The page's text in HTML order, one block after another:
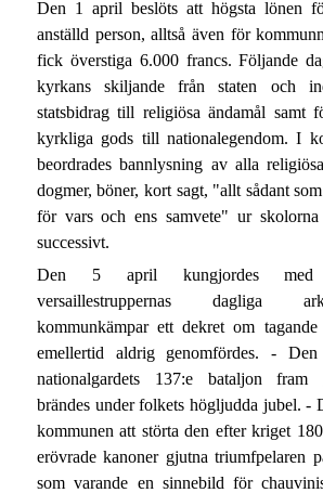
Den 1 april beslöts att högsta lönen
anställd person, alltså även för
fick överstiga 6.000 francs. Följande
kyrkans skiljande från staten och
statsbidrag till religiösa ändamål samt
kyrkliga gods till nationalegendom. I
beordrades bannlysning av alla
dogmer, böner, kort sagt, "allt sådant
för vars och ens samvete" ur skolorna
successivt.
Den 5 april kungjordes med
versaillestruppernas dagliga
kommunkämpar ett dekret om
emellertid aldrig genomfördes. -
nationalgardets 137:e bataljon fram
brändes under folkets högljudda jubel. -
kommunen att störta den efter kriget
erövrade kanoner gjutna triumfpelaren
som varande en sinnebild för